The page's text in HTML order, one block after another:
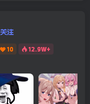
关注
10 12.9W+